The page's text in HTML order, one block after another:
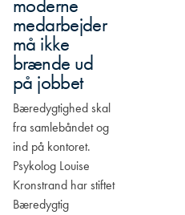
moderne
medarbejder
må ikke
brænde ud
på jobbet
Bæredygtighed skal
fra samlebåndet og
ind på kontoret.
Psykolog Louise
Kronstrand har stiftet
Bæredygtig